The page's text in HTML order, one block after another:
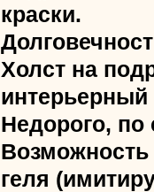
краски.
Холст на
интерьерный
Недорого, по
Возможность
геля